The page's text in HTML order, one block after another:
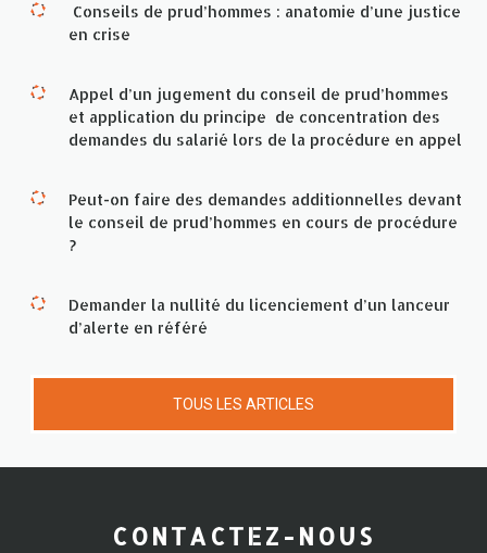
Conseils de prud’hommes : anatomie d’une justice
en crise
Appel d’un jugement du conseil de prud’hommes
et application du principe de concentration des
demandes du salarié lors de la procédure en appel
Peut-on faire des demandes additionnelles devant
le conseil de prud’hommes en cours de procédure
?
Demander la nullité du licenciement d’un lanceur
d’alerte en référé
TOUS LES ARTICLES
CONTACTEZ-NOUS